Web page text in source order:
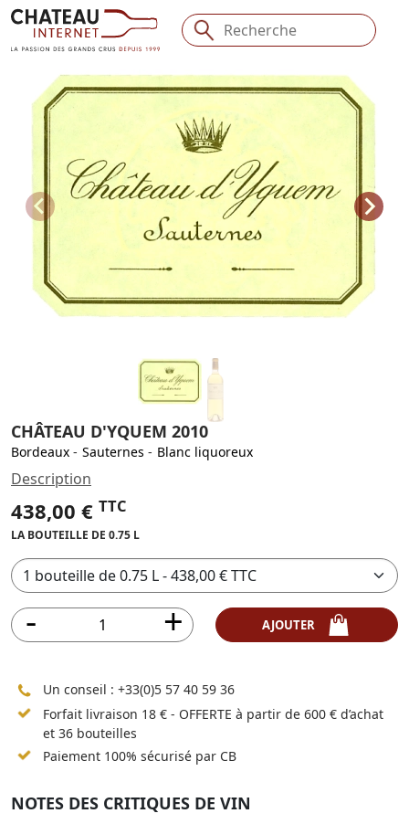
CHÂTEAU D'YQUEM 2010
Bordeaux - Sauternes - Blanc liquoreux
Description
438,00 € TTC
LA BOUTEILLE DE 0.75 L
Un conseil : +33(0)5 57 40 59 36
Forfait livraison 18 € - OFFERTE à partir de 600 € d’achat
et 36 bouteilles
Paiement 100% sécurisé par CB
NOTES DES CRITIQUES DE VIN